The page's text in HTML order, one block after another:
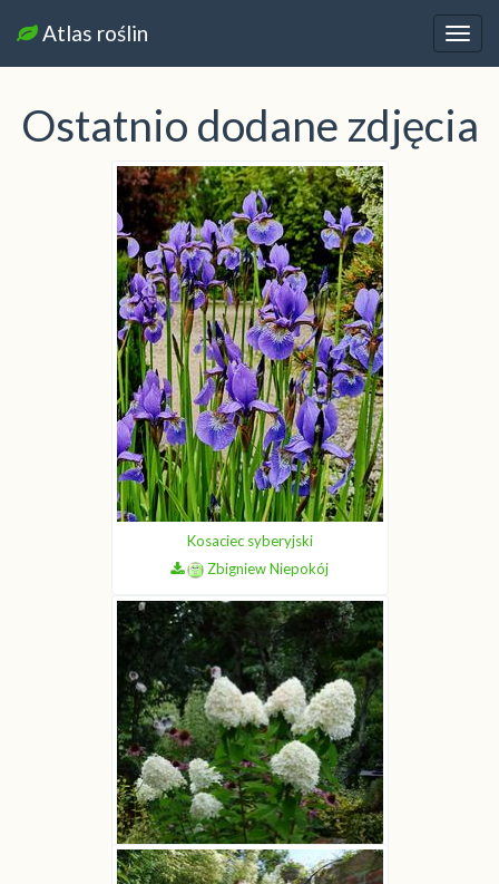
Atlas roślin
Ostatnio dodane zdjęcia
Kosaciec syberyjski
Zbigniew Niepokój